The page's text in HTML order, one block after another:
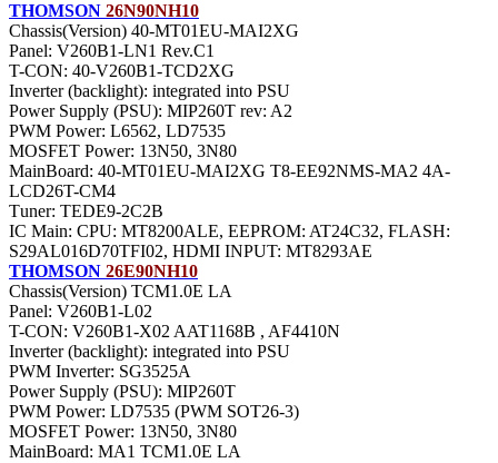
THOMSON 26N90NH10
Chassis(Version) 40-MT01EU-MAI2XG
Panel: V260B1-LN1 Rev.C1
T-CON: 40-V260B1-TCD2XG
Inverter (backlight): integrated into PSU
Power Supply (PSU): MIP260T rev: A2
PWM Power: L6562, LD7535
MOSFET Power: 13N50, 3N80
MainBoard: 40-MT01EU-MAI2XG T8-EE92NMS-MA2 4A-
LCD26T-CM4
Тuner: TEDE9-2C2B
IC Main: CPU: MT8200ALE, EEPROM: AT24C32, FLASH:
S29AL016D70TFI02, HDMI INPUT: MT8293AE
THOMSON 26E90NH10
Chassis(Version) TCM1.0E LA
Panel: V260B1-L02
T-CON: V260B1-X02 AAT1168B , AF4410N
Inverter (backlight): integrated into PSU
PWM Inverter: SG3525A
Power Supply (PSU): MIP260T
PWM Power: LD7535 (PWM SOT26-3)
MOSFET Power: 13N50, 3N80
MainBoard: MA1 TCM1.0E LA